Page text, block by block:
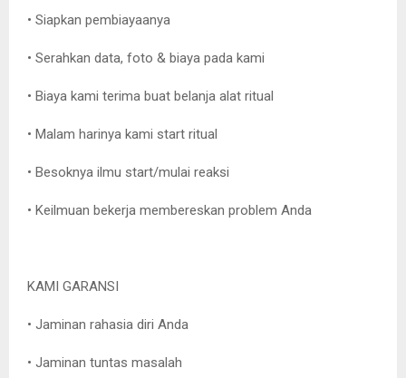
• Siapkan pembiayaanya
• Serahkan data, foto & biaya pada kami
• Biaya kami terima buat belanja alat ritual
• Malam harinya kami start ritual
• Besoknya ilmu start/mulai reaksi
• Keilmuan bekerja membereskan problem Anda
KAMI GARANSI
• Jaminan rahasia diri Anda
• Jaminan tuntas masalah